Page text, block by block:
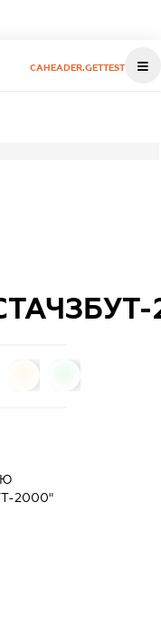
CAHEADER.GETTEST
2000"